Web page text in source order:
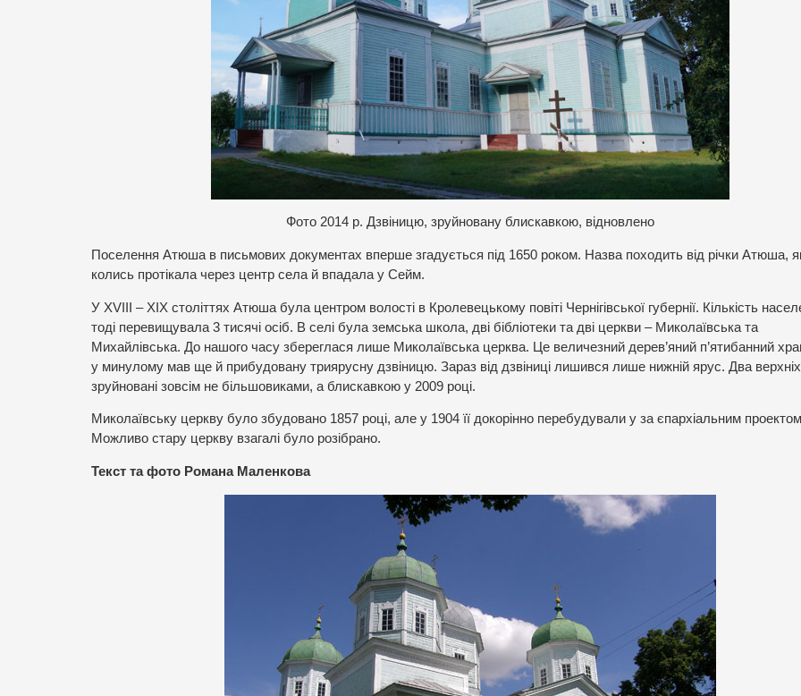
Фото 2014 р. Дзвіницю, зруйновану блискавкою, відновлено
Поселення Атюша в письмових документах вперше згадується під 1650 роком. Назва походить від річки Атюша,
колись протікала через центр села й впадала у Сейм.
У XVIII – XIX століттях Атюша була центром волості в Кролевецькому повіті Чернігівської губернії. Кількість
тоді перевищувала 3 тисячі осіб. В селі була земська школа, дві бібліотеки та дві церкви – Миколаївська та
Михайлівська. До нашого часу збереглася лише Миколаївська церква. Це величезний дерев’яний п’ятибанний
у минулому мав ще й прибудовану триярусну дзвіницю. Зараз від дзвіниці лишився лише нижній ярус. Два
зруйновані зовсім не більшовиками, а блискавкою у 2009 році.
Миколаївську церкву було збудовано 1857 році, але у 1904 її докорінно перебудували у за єпархіальним
Можливо стару церкву взагалі було розібрано.
Текст та фото Романа Маленкова